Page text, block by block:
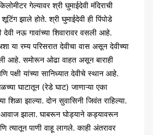
गेल्यावर श्री घुमाईदेवी मंदिराची
झाले होते. श्री घुमाईदेवी ही पिंपोडे
नऊ गावांच्या शिवारावर वसली आहे.
या रम्य परिसरात देवीचा वास असून देवीच्या
आहे. समोरून ओढा वाहत असून बाराही
पक्षी यांच्या सानिध्यात देवीचे स्थान आहे.
घाटातून (रेडे घाट) जाणाऱ्या एका
शिळा झाल्या. दोन सुवासिनी जिवंत राहिल्या.
आवाज झाला. घाबरून घोड्याने कड्यावरून
पाणी वाहू लागले. काही अंतरावर